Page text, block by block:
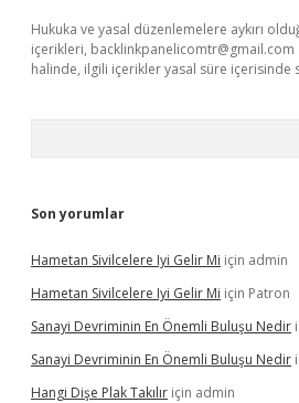
Hukuka ve yasal düzenlemelere aykırı
içerikleri, backlinkpanelicomtr@gmail.com
halinde, ilgili içerikler yasal süre içerisinde
Son yorumlar
Hametan Sivilcelere Iyi Gelir Mi için admin
Hametan Sivilcelere Iyi Gelir Mi için Patron
Sanayi Devriminin En Önemli Buluşu Nedir
Sanayi Devriminin En Önemli Buluşu Nedir
Hangi Dişe Plak Takılır için admin